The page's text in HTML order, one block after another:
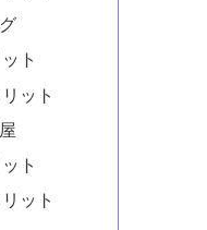
ト
ット
ト
ット